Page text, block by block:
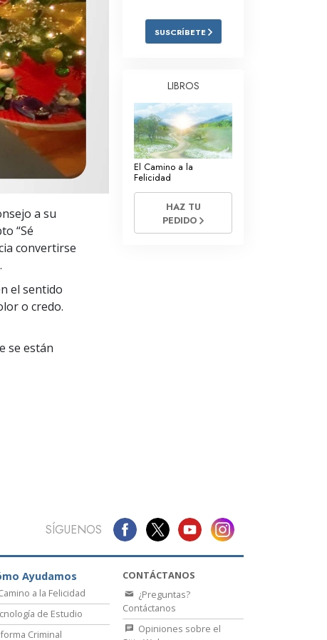
Respuestas a las Drogas
Los Niños
Herramientas para el Entorno Laboral
La Ética y las
Condiciones
La Causa de la Supresión
Investigaciones
Los Fundamentos de la Organización
Los Fundamentos de las Relaciones
a su
“Sé
convertirse
el sentido
o credo.
se están
SUSCRÍBETE
LIBROS
El Camino a la
Felicidad
HAZ TU
PEDIDO
SÍGUENOS
Ayudamos
a la Felicidad
de Estudio
Criminal
CONTÁCTANOS
¿Preguntas?
Contáctanos
Opiniones sobre el